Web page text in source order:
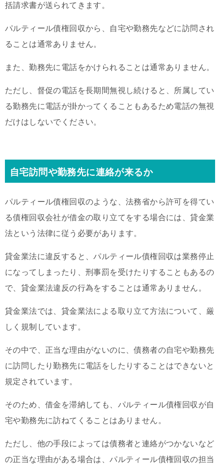
括請求書が送られてきます。
パルティール債権回収から、自宅や勤務先などに訪問され
ることは通常ありません。
また、勤務先に電話をかけられることは通常ありません。
ただし、督促の電話を長期間無視し続けると、所属してい
る勤務先に電話が掛かってくることもあるため電話の無視
だけはしないでください。
自宅訪問や勤務先に連絡が来るか
パルティール債権回収のような、法務省から許可を得てい
る債権回収会社が借金の取り立てをする場合には、貸金業
法という法律に従う必要があります。
貸金業法に違反すると、パルティール債権回収は業務停止
になってしまったり、刑事罰を受けたりすることもあるの
で、貸金業法違反の行為をすることは通常ありません。
貸金業法では、貸金業法による取り立て方法について、厳
しく規制しています。
その中で、正当な理由がないのに、債務者の自宅や勤務先
に訪問したり勤務先に電話をしたりすることはできないと
規定されています。
そのため、借金を滞納しても、パルティール債権回収が自
宅や勤務先に訪ねてくることはありません。
ただし、他の手段によっては債務者と連絡がつかないなど
の正当な理由がある場合は、パルティール債権回収の担当